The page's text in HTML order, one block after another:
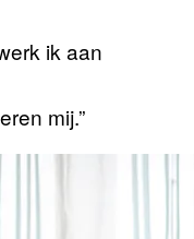
ik aan
mij.”